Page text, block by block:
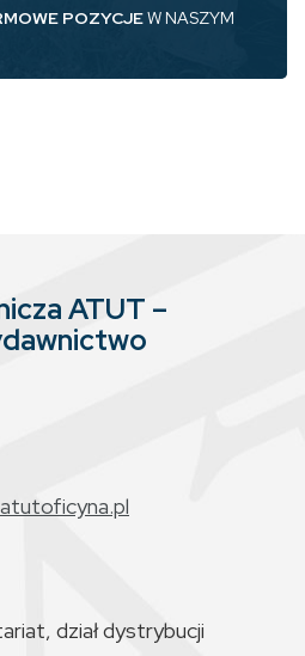
POZYCJEW NASZYM
ATUT –
dział dystrybucji